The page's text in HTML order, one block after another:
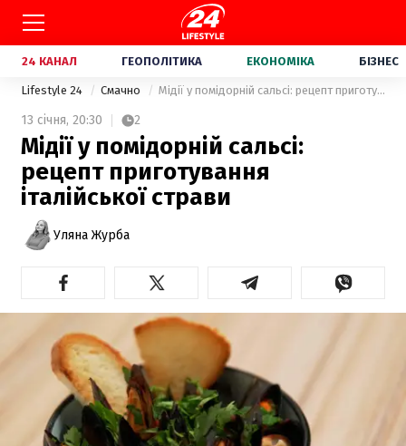
24 КАНАЛ ГЕОПОЛІТИКА ЕКОНОМІКА БІЗНЕС
Lifestyle 24 Смачно Мідії у помідорній сальсі: рецепт приготування італійської страви
13 січня, 20:30 2
Мідії у помідорній сальсі:
рецепт приготування
італійської страви
Уляна Журба